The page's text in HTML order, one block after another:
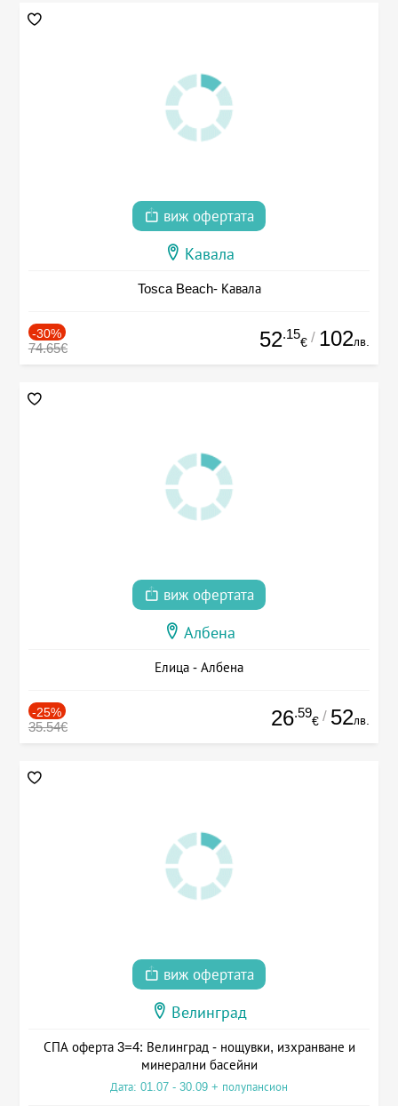
виж офертата
Кавала
Tosca Beach- Кавала
-30%
74.65€ 52.15
€ / 102лв.
виж офертата
Албена
Елица - Албена
-25%
35.54€ 26.59
€ / 52лв.
виж офертата
Велинград
СПА оферта 3=4: Велинград - нощувки, изхранване и
минерални басейни
Дата: 01.07 - 30.09 + полупансион